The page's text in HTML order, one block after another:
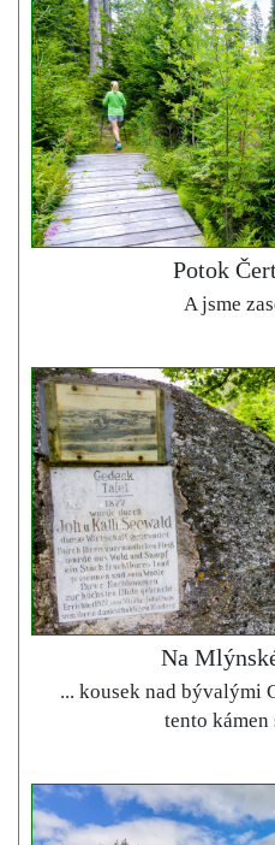
Potok
A jsme
Na
... kousek nad bývalými
tento